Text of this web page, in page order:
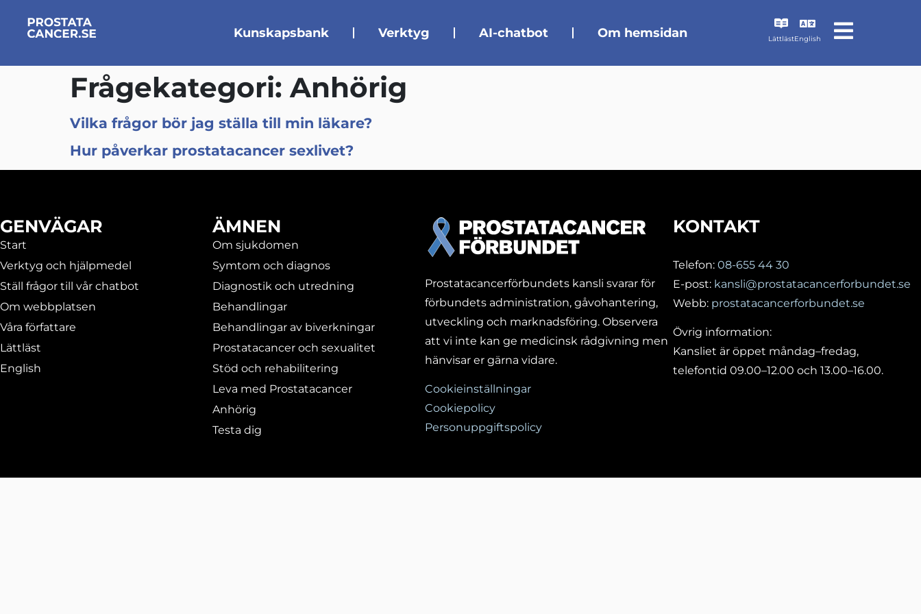
Kunskapsbank Verktyg AI-chatbot Om hemsidan LättlästEnglish
Frågekategori:Anhörig
Vilka frågor bör jag ställa till min läkare?
Hur påverkar prostatacancer sexlivet?
GENVÄGAR
Start
Verktyg och hjälpmedel
Ställ frågor till vår chatbot
Om webbplatsen
Våra författare
Lättläst
English
ÄMNEN
Om sjukdomen
Symtom och diagnos
Diagnostik och utredning
Behandlingar
Behandlingar av biverkningar
Prostatacancer och sexualitet
Stöd och rehabilitering
Leva med Prostatacancer
Anhörig
Testa dig
Prostatacancerförbundets kansli svarar för
förbundets administration,gåvohantering,
utveckling och marknadsföring. Observera
att vi inte kan ge medicinsk rådgivning men
hänvisar er gärna vidare.
Cookieinställningar
Cookiepolicy
Personuppgiftspolicy
KONTAKT
Telefon:08-655 44 30
E-post: kansli@prostatacancerforbundet.se
Webb: prostatacancerforbundet.se
Övrig information:
Kansliet är öppet måndag–fredag,
telefontid 09.00–12.00 och 13.00–16.00.